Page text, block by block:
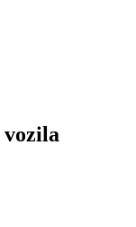
vozila